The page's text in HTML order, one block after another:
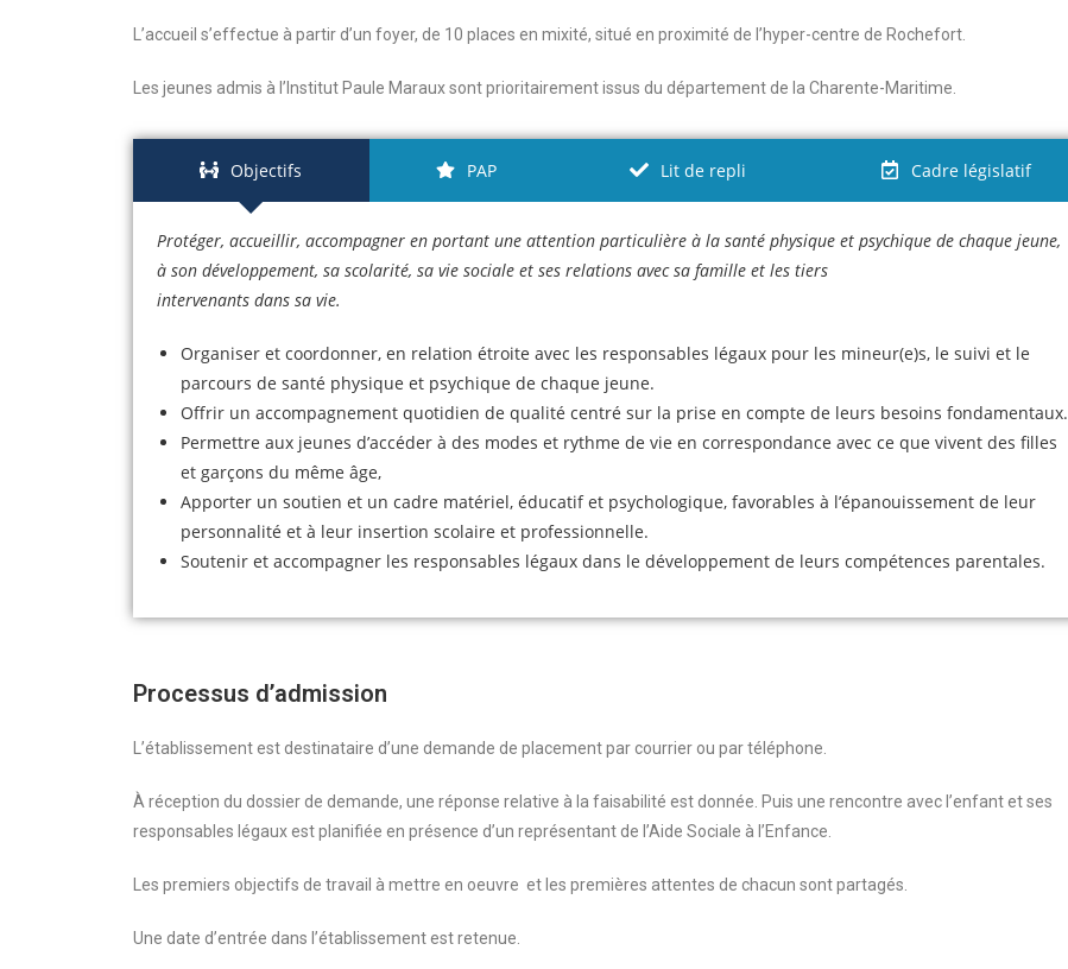
L’accueil s’effectue à partir d’un foyer, de 10 places en mixité, situé en proximité de l’hyper-centre de Rochefort.
Les jeunes admis à l’Institut Paule Maraux sont prioritairement issus du département de la Charente-Maritime.
Objectifs PAP Lit de repli Cadre législatif
Protéger, accueillir, accompagner en portant une attention particulière à la santé physique et psychique de chaque jeune,
à son développement, sa scolarité, sa vie sociale et ses relations avec sa famille et les tiers
intervenants dans sa vie.
Organiser et coordonner, en relation étroite avec les responsables légaux pour les mineur(e)s, le suivi et le
parcours de santé physique et psychique de chaque jeune.
Offrir un accompagnement quotidien de qualité centré sur la prise en compte de leurs besoins fondamentaux.
Permettre aux jeunes d’accéder à des modes et rythme de vie en correspondance avec ce que vivent des filles
et garçons du même âge,
Apporter un soutien et un cadre matériel, éducatif et psychologique, favorables à l’épanouissement de leur
personnalité et à leur insertion scolaire et professionnelle.
Soutenir et accompagner les responsables légaux dans le développement de leurs compétences parentales.
Processus d’admission
L’établissement est destinataire d’une demande de placement par courrier ou par téléphone.
À réception du dossier de demande, une réponse relative à la faisabilité est donnée. Puis une rencontre avec l’enfant et ses
responsables légaux est planifiée en présence d’un représentant de l’Aide Sociale à l’Enfance.
Les premiers objectifs de travail à mettre en oeuvre et les premières attentes de chacun sont partagés.
Une date d’entrée dans l’établissement est retenue.